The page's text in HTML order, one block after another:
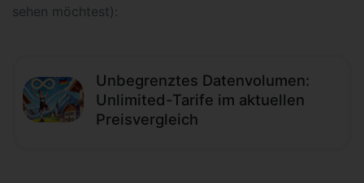
sehen möchtest):
Unbegrenztes Datenvolumen:
Unlimited-Tarife im aktuellen
Preisvergleich